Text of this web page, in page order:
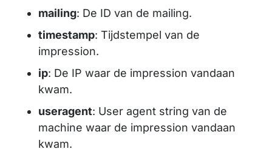
mailing: De ID van de mailing.
timestamp: Tijdstempel van de
impression.
ip: De IP waar de impression vandaan
kwam.
useragent: User agent string van de
machine waar de impression vandaan
kwam.